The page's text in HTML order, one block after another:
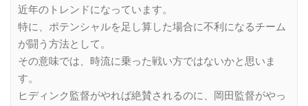
近年のトレンドになっています。
特に、ポテンシャルを足し算した場合に不利になるチーム
が闘う方法として。
その意味では、時流に乗った戦い方ではないかと思いま
す。
ヒディンク監督がやれば絶賛されるのに、岡田監督がやっ